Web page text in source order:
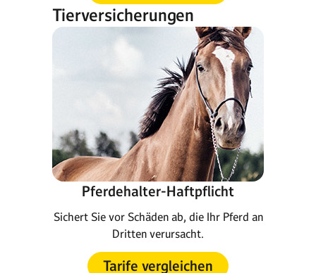
Tierversicherungen
Pferdehalter-Haftpflicht
Sichert Sie vor Schäden ab, die Ihr Pferd an
Dritten verursacht.
Tarife vergleichen